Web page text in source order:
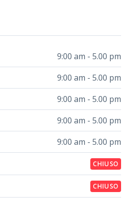
9:00 am - 5.00 pm
9:00 am - 5.00 pm
9:00 am - 5.00 pm
9:00 am - 5.00 pm
9:00 am - 5.00 pm
CHIUSO
CHIUSO